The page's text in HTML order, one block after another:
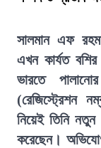
সালমান এফ
এখন কার্যত
ভারতে
(রেজিস্ট্রেশন
নিয়েই তিনি
করেছেন।